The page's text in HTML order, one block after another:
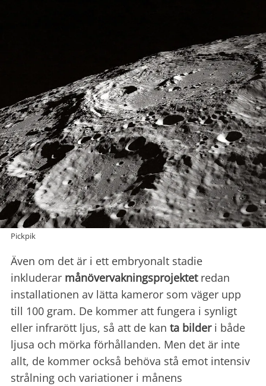
Pickpik
Även om det är i ett embryonalt stadie
inkluderar månövervakningsprojektetredan
installationen av lätta kameror som väger upp
till 100 gram. De kommer att fungera i synligt
eller infrarött ljus, så att de kan ta bilderi både
ljusa och mörka förhållanden. Men det är inte
allt, de kommer också behöva stå emot intensiv
strålning och variationer i månens